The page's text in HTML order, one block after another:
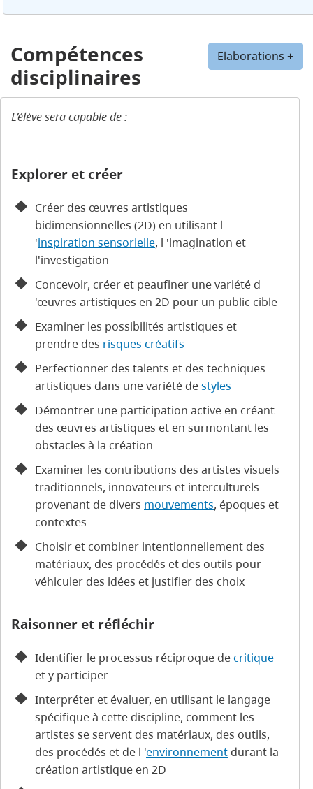
Elaborations +
Compétences
disciplinaires
L’élève sera capable de :
Explorer et créer
Créer des œuvres artistiques
bidimensionnelles (2D) en utilisant l
'inspiration sensorielle, l 'imagination et
l'investigation
Concevoir, créer et peaufiner une variété d
'œuvres artistiques en 2D pour un public cible
Examiner les possibilités artistiques et
prendre des risques créatifs
Perfectionner des talents et des techniques
artistiques dans une variété destyles
Démontrer une participation active en créant
des œuvres artistiques et en surmontant les
obstacles à la création
Examiner les contributions des artistes visuels
traditionnels, innovateurs et interculturels
provenant de divers mouvements, époques et
contextes
Choisir et combiner intentionnellement des
matériaux, des procédés et des outils pour
véhiculer des idées et justifier des choix
Raisonner et réfléchir
Identifier le processus réciproque decritique
et y participer
Interpréter et évaluer, en utilisant le langage
spécifique à cette discipline, comment les
artistes se servent des matériaux, des outils,
des procédés et de l 'environnement durant la
création artistique en 2D